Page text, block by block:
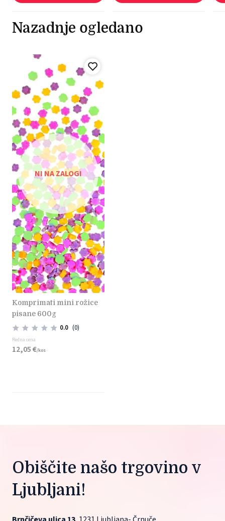
Nazadnje ogledano
NI NA ZALOGI
komprimati mini rožice
pisane 600g
0.0 (0)
Redna cena
12,05€/kos
Obiščite našo trgovino v
Ljubljani!